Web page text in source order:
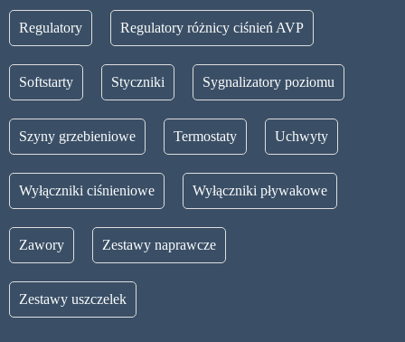
Regulatory Regulatory różnicy ciśnień AVP
Softstarty Styczniki Sygnalizatory poziomu
Szyny grzebieniowe Termostaty Uchwyty
Wyłączniki ciśnieniowe Wyłączniki pływakowe
Zawory Zestawy naprawcze
Zestawy uszczelek